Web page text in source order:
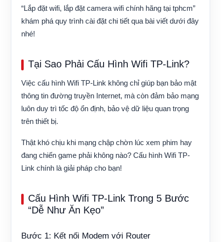
“Lắp đặt wifi, lắp đặt camera wifi chính hãng tại tphcm”
khám phá quy trình cài đặt chi tiết qua bài viết dưới đây
nhé!
Tại Sao Phải Cấu Hình Wifi TP-Link?
Việc cấu hình Wifi TP-Link không chỉ giúp bạn bảo mật
thông tin đường truyền Internet, mà còn đảm bảo mạng
luôn duy trì tốc độ ổn định, bảo vệ dữ liệu quan trọng
trên thiết bị.
Thật khó chịu khi mạng chập chờn lúc xem phim hay
đang chiến game phải không nào? Cấu hình Wifi TP-
Link chính là giải pháp cho bạn!
Cấu Hình Wifi TP-Link Trong 5 Bước
“Dễ Như Ăn Kẹo”
Bước 1: Kết nối Modem với Router